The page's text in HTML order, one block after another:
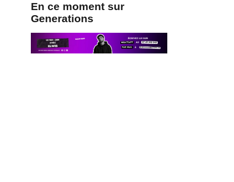
En ce moment sur
Generations